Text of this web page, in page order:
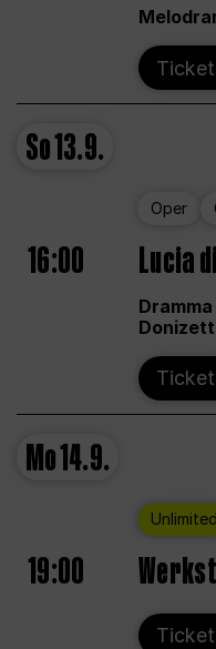
So13.9.
Oper
16:00 Lucia
Mo14.9.
Unlimited
19:00